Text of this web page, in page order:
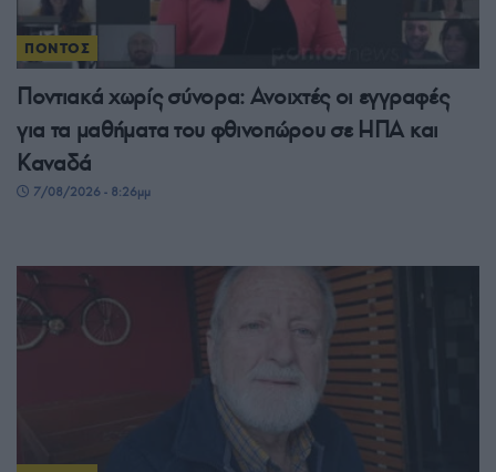
ΠΟΝΤΟΣ
Ποντιακά χωρίς σύνορα: Ανοιχτές οι εγγραφές
για τα μαθήματα του φθινοπώρου σε ΗΠΑ και
Καναδά
7/08/2026 - 8:26μμ